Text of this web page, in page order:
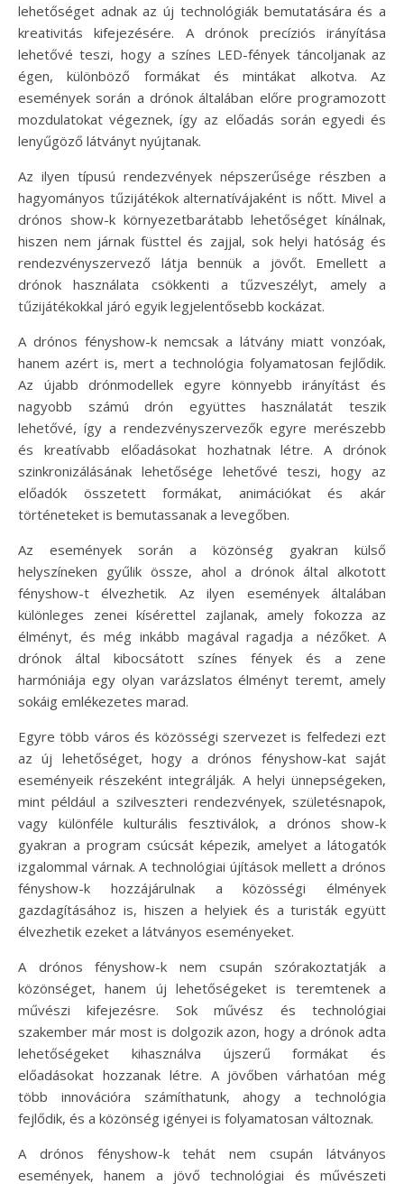
lehetőséget adnak az új technológiák bemutatására és a
kreativitás kifejezésére. A drónok precíziós irányítása
lehetővé teszi, hogy a színes LED-fények táncoljanak az
égen, különböző formákat és mintákat alkotva. Az
események során a drónok általában előre programozott
mozdulatokat végeznek, így az előadás során egyedi és
lenyűgöző látványt nyújtanak.
Az ilyen típusú rendezvények népszerűsége részben a
hagyományos tűzijátékok alternatívájaként is nőtt. Mivel a
drónos show-k környezetbarátabb lehetőséget kínálnak,
hiszen nem járnak füsttel és zajjal, sok helyi hatóság és
rendezvényszervező látja bennük a jövőt. Emellett a
drónok használata csökkenti a tűzveszélyt, amely a
tűzijátékokkal járó egyik legjelentősebb kockázat.
A drónos fényshow-k nemcsak a látvány miatt vonzóak,
hanem azért is, mert a technológia folyamatosan fejlődik.
Az újabb drónmodellek egyre könnyebb irányítást és
nagyobb számú drón együttes használatát teszik
lehetővé, így a rendezvényszervezők egyre merészebb
és kreatívabb előadásokat hozhatnak létre. A drónok
szinkronizálásának lehetősége lehetővé teszi, hogy az
előadók összetett formákat, animációkat és akár
történeteket is bemutassanak a levegőben.
Az események során a közönség gyakran külső
helyszíneken gyűlik össze, ahol a drónok által alkotott
fényshow-t élvezhetik. Az ilyen események általában
különleges zenei kísérettel zajlanak, amely fokozza az
élményt, és még inkább magával ragadja a nézőket. A
drónok által kibocsátott színes fények és a zene
harmóniája egy olyan varázslatos élményt teremt, amely
sokáig emlékezetes marad.
Egyre több város és közösségi szervezet is felfedezi ezt
az új lehetőséget, hogy a drónos fényshow-kat saját
eseményeik részeként integrálják. A helyi ünnepségeken,
mint például a szilveszteri rendezvények, születésnapok,
vagy különféle kulturális fesztiválok, a drónos show-k
gyakran a program csúcsát képezik, amelyet a látogatók
izgalommal várnak. A technológiai újítások mellett a drónos
fényshow-k hozzájárulnak a közösségi élmények
gazdagításához is, hiszen a helyiek és a turisták együtt
élvezhetik ezeket a látványos eseményeket.
A drónos fényshow-k nem csupán szórakoztatják a
közönséget, hanem új lehetőségeket is teremtenek a
művészi kifejezésre. Sok művész és technológiai
szakember már most is dolgozik azon, hogy a drónok adta
lehetőségeket kihasználva újszerű formákat és
előadásokat hozzanak létre. A jövőben várhatóan még
több innovációra számíthatunk, ahogy a technológia
fejlődik, és a közönség igényei is folyamatosan változnak.
A drónos fényshow-k tehát nem csupán látványos
események, hanem a jövő technológiai és művészeti